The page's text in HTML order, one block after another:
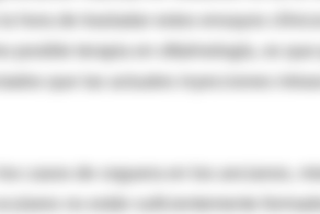
hora de trasladar estos ensayos
posible terapia en oftalmología, es
casos de ceguera en los ancianos,
no están suficientemente